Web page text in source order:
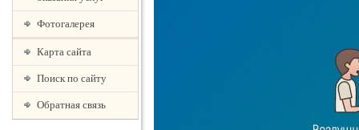
Фотогалерея
Карта сайта
Поиск по сайту
Обратная связь